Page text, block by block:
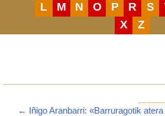
L
M N O P R S
X
Z
← Iñigo Aranbarri: «Barruragotik